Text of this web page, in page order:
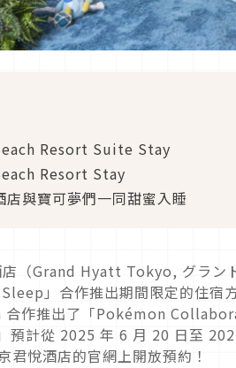
Resort Suite Stay
Resort Stay
店與寶可夢們一同甜蜜入睡
（Grand Hyatt Tokyo, グラン
」合作推出期間限定的住宿
作推出了「Pokémon
預計從 2025 年 6 月 20 日至
君悅酒店的官網上開放預約！